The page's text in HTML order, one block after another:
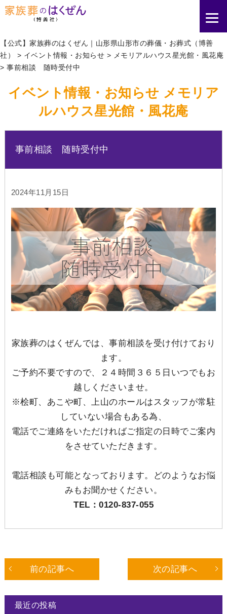
【公式】家族葬のはくぜん｜山形県山形市の葬儀・お葬式（博善
社）
> イベント情報・お知らせ > メモリアルハウス星光館・風花庵
> 事前相談 随時受付中
イベント情報・お知らせ メモリア
ルハウス星光館・風花庵
事前相談 随時受付中
2024年11月15日
家族葬のはくぜんでは、事前相談を受け付けており
ます。
ご予約不要ですので、２４時間３６５日いつでもお
越しくださいませ。
※桧町、あこや町、上山のホールはスタッフが常駐
していない場合もある為、
電話でご連絡をいただければご指定の日時でご案内
をさせていただきます。
電話相談も可能となっております。どのようなお悩
みもお聞かせください。
TEL：0120-837-055
前の記事へ 次の記事へ
最近の投稿